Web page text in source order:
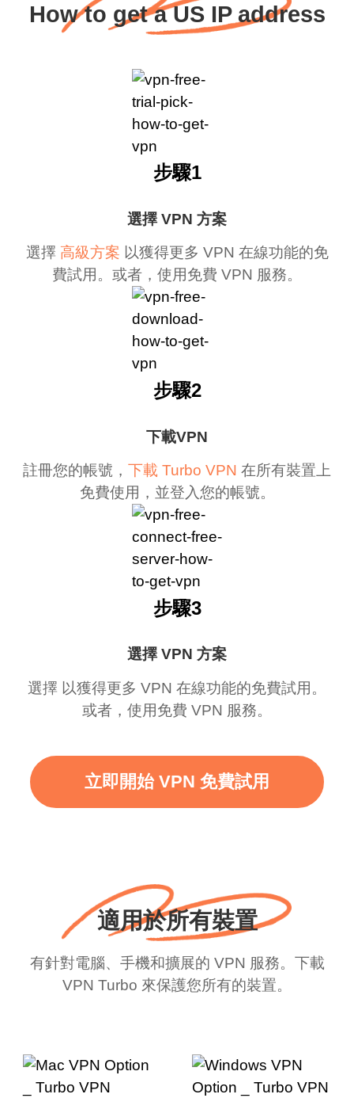
How to get a US IP address
選擇 VPN 方案
選擇 高級方案 以獲得更多 VPN 在線功能的免
費試用。或者，使用免費 VPN 服務。
步驟1
下載VPN
註冊您的帳號， 下載 Turbo VPN 在所有裝置上
免費使用，並登入您的帳號。
步驟2
選擇 VPN 方案
選擇 以獲得更多 VPN 在線功能的免費試用。
或者，使用免費 VPN 服務。
步驟3
立即開始 VPN 免費試用
適用於所有裝置
有針對電腦、手機和擴展的 VPN 服務。下載
VPN Turbo 來保護您所有的裝置。